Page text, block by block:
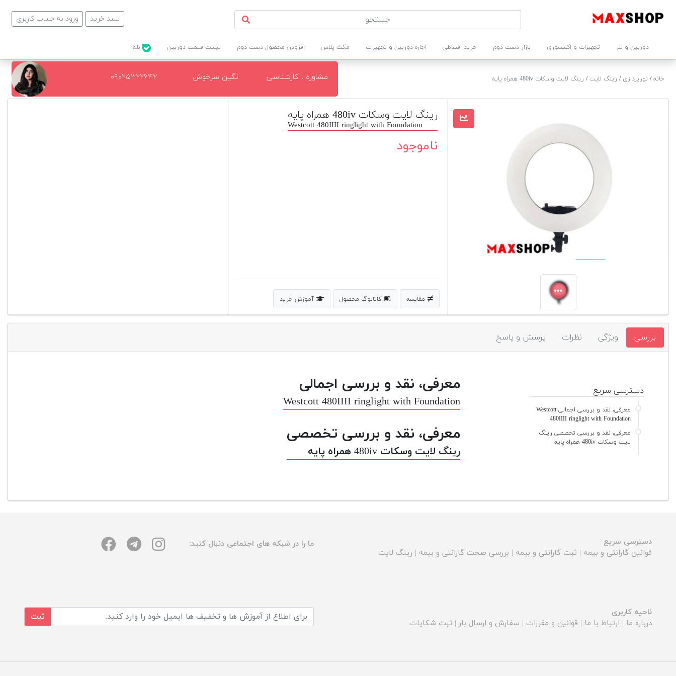
ورود به حساب کاربری سبد خرید
دوربین و لنز تجهیزات و اکسسوری بازار دست دوم خرید اقساطی اجاره دوربین و تجهیزات مکث پلاس افزودن محصول دست دوم لیست قیمت دوربین
خانه/ نورپردازی / رینگ لایت/ رينگ لايت وسکات 480iv همراه پایه مشاوره . کارشناسی نگین سرخوش ۰۹۰۲۵۳۲۲۶۴۲
رينگ لايت وسکات 480iv همراه پایه
Westcott 480IIII ringlight with Foundation
ناموجود
مقایسه کاتالوگ محصول آموزش خرید
بررسی ویژگی نظرات پرسش و پاسخ
معرفی، نقد و بررسی اجمالی
Westcott 480IIII ringlight with Foundation
معرفی، نقد و بررسی تخصصی
رينگ لايت وسکات 480iv همراه پایه
دسترسی سریع
معرفی، نقد و بررسی اجمالی Westcott
480IIII ringlight with Foundation
معرفی، نقد و بررسی تخصصی رينگ
لايت وسکات 480iv همراه پایه
دسترسی سریع
قوانین گارانتی و بیمه | ثبت گارانتی و بیمه | بررسی صحت گارانتی و بیمه | رینگ لایت
ما را در شبکه های اجتماعی دنبال کنید:
ناحیه کاربری
درباره ما | ارتباط با ما | قوانین و مقررات | سفارش و ارسال بار | ثبت شکایات
ثبت